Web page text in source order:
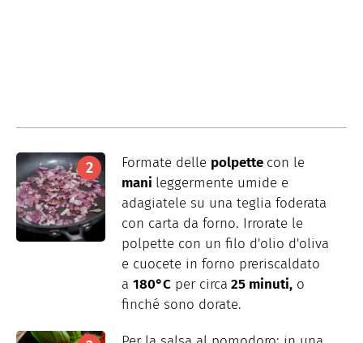
Formate delle polpette con le
mani leggermente umide e
adagiatele su una teglia foderata
con carta da forno. Irrorate le
polpette con un filo d'olio d'oliva
e cuocete in forno preriscaldato
a 180°C per circa 25 minuti, o
finché sono dorate.